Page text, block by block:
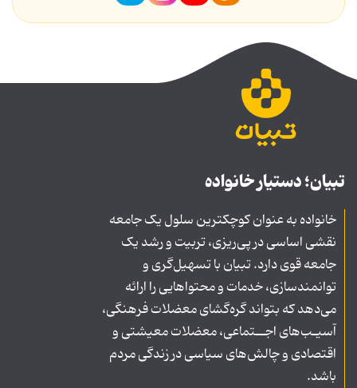
تبیان؛ دستیار خانواده
خانواده به عنوان کوچکترین سلول یک جامعه
نقشی اساسی در پی‌ریزی، تربیت و رشد یک
جامعه قوی دارد. تبیان با تسهیل‌گری و
توانمندسازی، خدمات و محتواهایی را ارائه
می‌دهد که بتواند گره‌گشای معضلات فرهنگی،
آسیـب‌های اجــتماعی، معضلات معیشتی و
اقتصادی و چالش‌های سیاسی در زندگی مردم
باشد.